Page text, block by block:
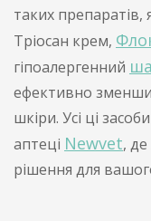
таких препаратів,
Тріосан крем,
гіпоалергенний
ефективно
шкіри. Усі ці
аптеці Newvet,
рішення для